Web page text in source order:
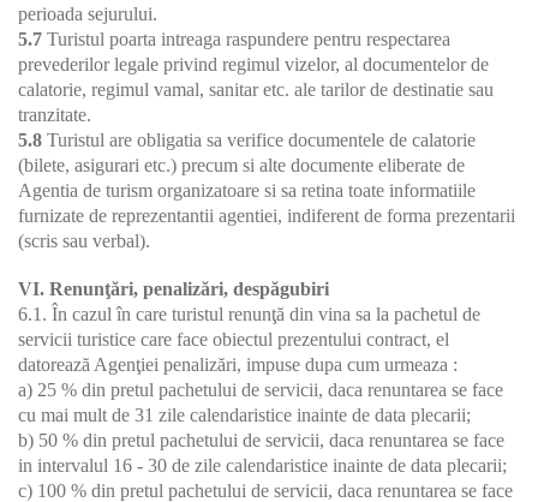
perioada sejurului.
5.7 Turistul poarta intreaga raspundere pentru respectarea
prevederilor legale privind regimul vizelor, al documentelor de
calatorie, regimul vamal, sanitar etc. ale tarilor de destinatie sau
tranzitate.
5.8 Turistul are obligatia sa verifice documentele de calatorie
(bilete, asigurari etc.) precum si alte documente eliberate de
Agentia de turism organizatoare si sa retina toate informatiile
furnizate de reprezentantii agentiei, indiferent de forma prezentarii
(scris sau verbal).
VI. Renunţări, penalizări, despăgubiri
6.1. În cazul în care turistul renunţă din vina sa la pachetul de
servicii turistice care face obiectul prezentului contract, el
datorează Agenţiei penalizări, impuse dupa cum urmeaza :
a) 25 % din pretul pachetului de servicii, daca renuntarea se face
cu mai mult de 31 zile calendaristice inainte de data plecarii;
b) 50 % din pretul pachetului de servicii, daca renuntarea se face
in intervalul 16 - 30 de zile calendaristice inainte de data plecarii;
c) 100 % din pretul pachetului de servicii, daca renuntarea se face